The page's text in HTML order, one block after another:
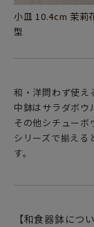
小皿 10.4cm 茉莉
型
和・洋問わず使え
中鉢はサラダボウ
その他シチューボ
シリーズで揃える
す。
【和食器鉢につい